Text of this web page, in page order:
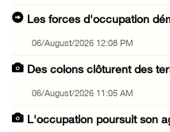
Les forces d'occupation
06/August/2026 12:08 PM
Des colons clôturent des
06/August/2026 11:05 AM
L'occupation poursuit son